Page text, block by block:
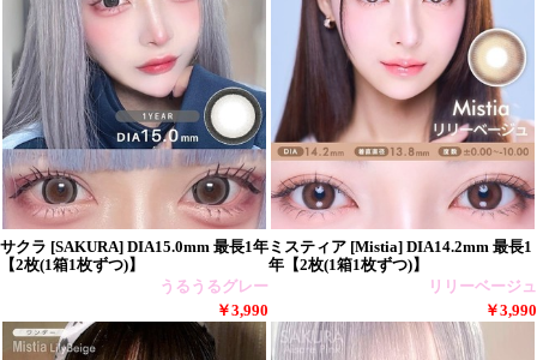
サクラ [SAKURA] DIA15.0mm 最長1年
【2枚(1箱1枚ずつ)】
うるうるグレー
￥3,990
ミスティア [Mistia] DIA14.2mm 最長1
年【2枚(1箱1枚ずつ)】
リリーベージュ
￥3,990